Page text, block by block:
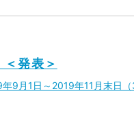
発表＞
9月1日～2019年11月末日